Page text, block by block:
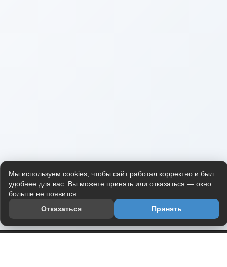
Мы используем cookies, чтобы сайт работал корректно и был
удобнее для вас. Вы можете принять или отказаться — окно
больше не появится.
Отказаться
Принять